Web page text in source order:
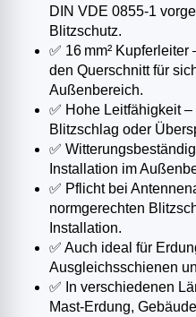
DIN VDE 0855-1
Blitzschutz.
✅ 16 mm²
den Querschnitt für
Außenbereich.
✅ Hohe Leitfähigkeit
Blitzschlag oder
✅
Installation im
✅ Pflicht bei
normgerechten
Installation.
✅ Auch ideal für
Ausgleichsschienen
✅ In verschiedenen
Mast-Erdung,